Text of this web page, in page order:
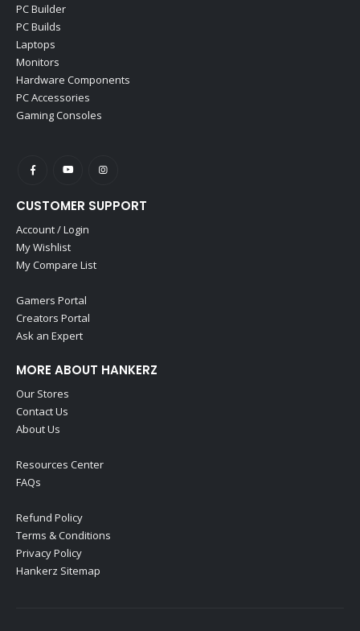
PC Builder
PC Builds
Laptops
Monitors
Hardware Components
PC Accessories
Gaming Consoles
CUSTOMER SUPPORT
Account / Login
My Wishlist
My Compare List
Gamers Portal
Creators Portal
Ask an Expert
MORE ABOUT HANKERZ
Our Stores
Contact Us
About Us
Resources Center
FAQs
Refund Policy
Terms & Conditions
Privacy Policy
Hankerz Sitemap